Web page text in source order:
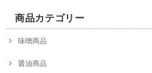
商品カテゴリー
味噌商品
醤油商品